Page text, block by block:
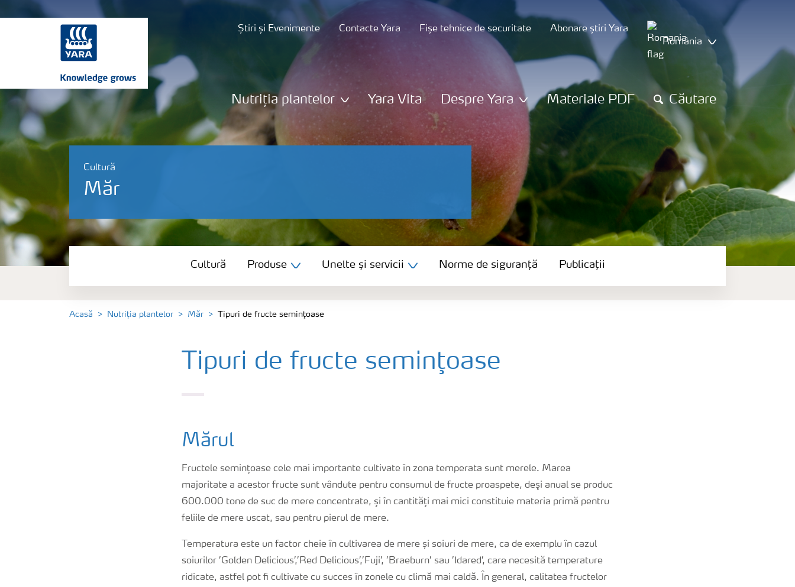
Știri și Evenimente Contacte Yara Fișe tehnice de securitate
Abonare știri Yara
România
Nutriția plantelor Yara Vita Despre Yara Materiale PDF Căutare
Cultură
Măr
Cultură
Unelte și servicii
Cultură Produse Unelte și servicii Norme de siguranță Publicații
Acasă Nutriția plantelor Măr Tipuri de fructe seminţoase
Tipuri de fructe seminţoase
Mărul
Fructele seminţoase cele mai importante cultivate în zona temperata sunt merele. Marea
majoritate a acestor fructe sunt vândute pentru consumul de fructe proaspete, deşi anual se produc
600.000 tone de suc de mere concentrate, şi în cantităţi mai mici constituie materia primă pentru
feliile de mere uscat, sau pentru pierul de mere.
Temperatura este un factor cheie în cultivarea de mere și soiuri de mere, ca de exemplu în cazul
soiurilor ’Golden Delicious’,’Red Delicious’,’Fuji’, ’Braeburn’ sau ’Idared’, care necesită temperature
ridicate, astfel pot fi cultivate cu succes în zonele cu climă mai caldă. În general, calitatea fructelor